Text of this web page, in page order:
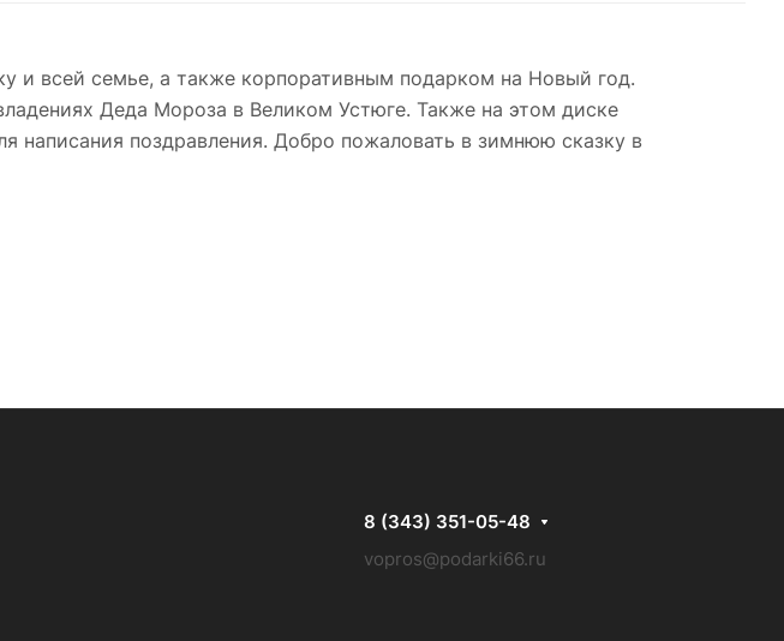
и всей семье, а также корпоративным подарком на Новый год.
Деда Мороза в Великом Устюге. Также на этом диске
написания поздравления. Добро пожаловать в зимнюю сказку в
8 (343) 351-05-48
vopros@podarki66.ru